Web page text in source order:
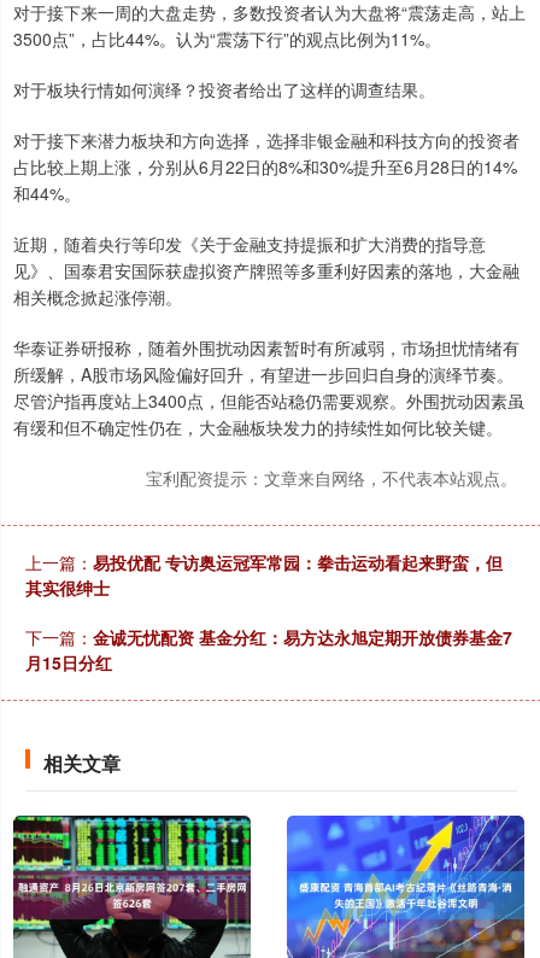
对于接下来一周的大盘走势，多数投资者认为大盘将“震荡走高，站上
3500点”，占比44%。认为“震荡下行”的观点比例为11%。
对于板块行情如何演绎？投资者给出了这样的调查结果。
对于接下来潜力板块和方向选择，选择非银金融和科技方向的投资者
占比较上期上涨，分别从6月22日的8%和30%提升至6月28日的14%
和44%。
近期，随着央行等印发《关于金融支持提振和扩大消费的指导意
见》、国泰君安国际获虚拟资产牌照等多重利好因素的落地，大金融
相关概念掀起涨停潮。
华泰证券研报称，随着外围扰动因素暂时有所减弱，市场担忧情绪有
所缓解，A股市场风险偏好回升，有望进一步回归自身的演绎节奏。
尽管沪指再度站上3400点，但能否站稳仍需要观察。外围扰动因素虽
有缓和但不确定性仍在，大金融板块发力的持续性如何比较关键。
宝利配资提示：文章来自网络，不代表本站观点。
上一篇： 易投优配 专访奥运冠军常园：拳击运动看起来野蛮，但
其实很绅士
下一篇： 金诚无忧配资 基金分红：易方达永旭定期开放债券基金7
月15日分红
相关文章